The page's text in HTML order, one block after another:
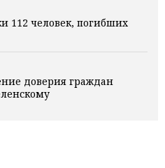
112 человек, погибших
доверия граждан